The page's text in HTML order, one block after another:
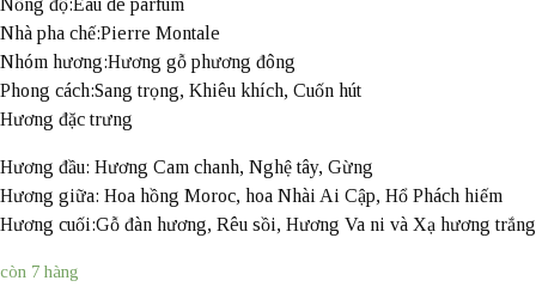
Nhà pha chế:Pierre Montale
Nhóm hương:Hương gỗ phương đông
Phong cách:Sang trọng, Khiêu khích, Cuốn hút
Hương đặc trưng
Hương đầu: Hương Cam chanh, Nghệ tây, Gừng
Hương giữa: Hoa hồng Moroc, hoa Nhài Ai Cập, Hổ Phách hiếm
Hương cuối:Gỗ đàn hương, Rêu sồi, Hương Va ni và Xạ hương trắng
còn 7 hàng